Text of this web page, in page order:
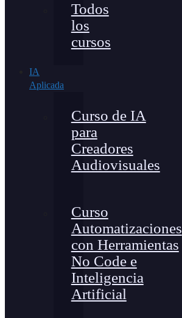
Todos
los
cursos
IA
Aplicada
Curso de IA
para
Creadores
Audiovisuales
Curso
Automatizaciones
con Herramientas
No Code e
Inteligencia
Artificial